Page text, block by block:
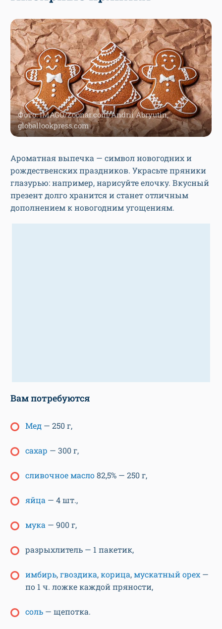
Фото: IMAGO/Zoonar.com/Andrii Abryutin,
globallookpress.com
Ароматная выпечка — символ новогодних и
рождественских праздников. Украсьте пряники
глазурью: например, нарисуйте елочку. Вкусный
презент долго хранится и станет отличным
дополнением к новогодним угощениям.
Вам потребуются
Мед — 250 г,
сахар — 300 г,
сливочное масло82,5% — 250 г,
яйца — 4 шт.,
мука — 900 г,
разрыхлитель — 1 пакетик,
имбирь,гвоздика,корица,мускатный орех —
по 1 ч. ложке каждой пряности,
соль — щепотка.